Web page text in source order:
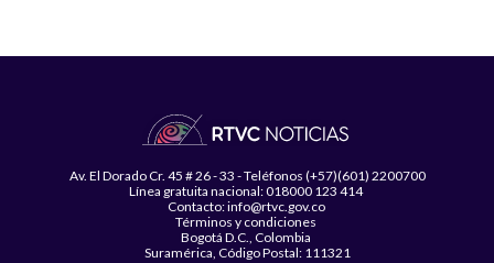
Av. El Dorado Cr. 45 # 26 - 33 - Teléfonos (+57)(601) 2200700
Línea gratuita nacional: 018000 123 414
Contacto: info@rtvc.gov.co
Términos y condiciones
Bogotá D.C., Colombia
Suramérica, Código Postal: 111321